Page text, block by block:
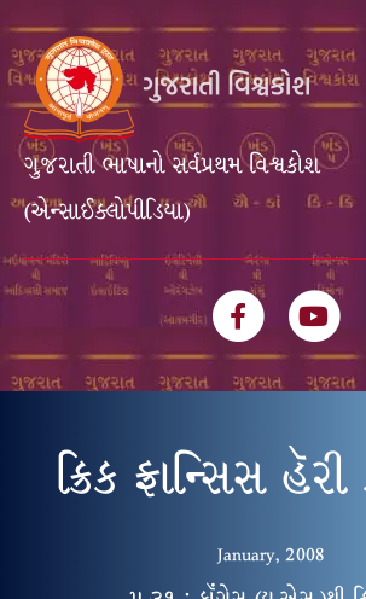
ગુજરાતી ભાષાનો સર્વપ્રથમ વિશ્વકોશ
(એન્સાઈક્લોપીડિયા)
Facebook
ક્રિક ફ્રાન્સિસ
January, 2008